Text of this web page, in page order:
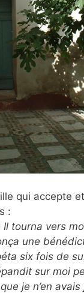
qui accepte
:
Il tourna vers
une
six fois de
sur moi
je n’en